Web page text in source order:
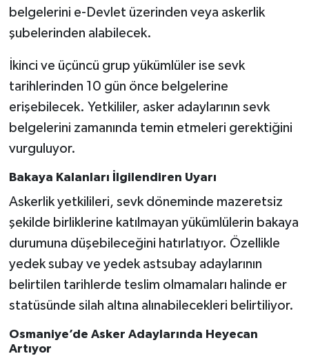
belgelerini e-Devlet üzerinden veya askerlik
şubelerinden alabilecek.
İkinci ve üçüncü grup yükümlüler ise sevk
tarihlerinden 10 gün önce belgelerine
erişebilecek. Yetkililer, asker adaylarının sevk
belgelerini zamanında temin etmeleri gerektiğini
vurguluyor.
Bakaya Kalanları İlgilendiren Uyarı
Askerlik yetkilileri, sevk döneminde mazeretsiz
şekilde birliklerine katılmayan yükümlülerin bakaya
durumuna düşebileceğini hatırlatıyor. Özellikle
yedek subay ve yedek astsubay adaylarının
belirtilen tarihlerde teslim olmamaları halinde er
statüsünde silah altına alınabilecekleri belirtiliyor.
Osmaniye’de Asker Adaylarında Heyecan
Artıyor